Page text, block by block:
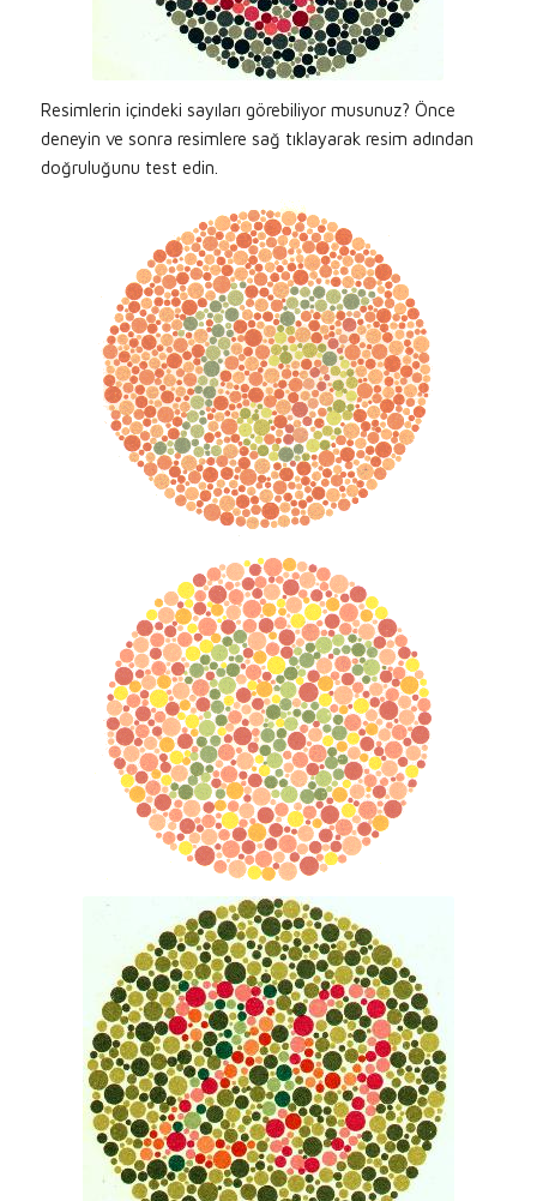
Resimlerin içindeki sayıları görebiliyor musunuz? Önce
deneyin ve sonra resimlere sağ tıklayarak resim adından
doğruluğunu test edin.